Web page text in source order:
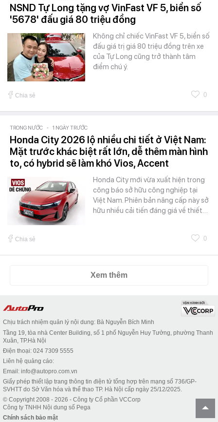
NSND Tự Long tặng vợ VinFast VF 5, biển số
'5678' đấu giá 80 triệu đồng
Không chỉ chiếc VinFast VF 5, biển số
đấu giá trị giá 80 triệu đồng trên xe
của Tự Long cũng trở thành tâm
điểm chú ý.
Chia sẻ 0
TRONG NƯỚC - 1 NGÀY TRƯỚC
Honda City 2026 lộ nhiều chi tiết ở Việt Nam:
Mặt trước khác biệt rất lớn, dễ thêm màn hình
to, có hybrid sẽ làm khó Vios, Accent
Honda City mới vừa xuất hiện trong
công báo sở hữu công nghiệp tại
Việt Nam. Phiên bản nâng cấp này sở
hữu nhiều cải tiến đáng giá về thiết…
Chia sẻ 0
Xem thêm
Chịu trách nhiệm quản lý nội dung: Bà Nguyễn Bích Minh
Tầng 19, tòa nhà Center Building, số 1 phố Nguyễn Huy Tưởng, phường Thanh
Xuân, TP.Hà Nội
Điện thoại: 024 7309 5555
Liên hệ quảng cáo:
Email: info@autopro.com.vn
Giấy phép thiết lập trang thông tin điện tử tổng hợp trên mạng số 736/GP-
SVHTT do Sở Văn hóa và thể thao TP. Hà Nội cấp ngày 25/12/2025.
© Copyright 2008 - 2026 - Công ty Cổ phần VCCorp
Công ty TNHH Nội dung số Pega
Chính sách bảo mật